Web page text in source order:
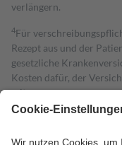
verlängern.
4Für
Rezept aus und der
gesetzliche
Kosten dafür, der
mit.
Grundsätzlich leisten
höchstens zehn Euro.